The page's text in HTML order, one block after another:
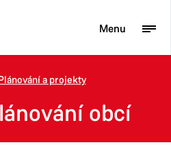
Turista
a projekty
obcí
Menu